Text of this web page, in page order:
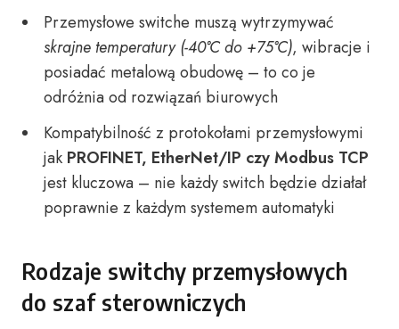
Przemysłowe switche muszą wytrzymywać
skrajne temperatury (-40°C do +75°C), wibracje i
posiadać metalową obudowę – to co je
odróżnia od rozwiązań biurowych
Kompatybilność z protokołami przemysłowymi
jak PROFINET, EtherNet/IP czy Modbus TCP
jest kluczowa – nie każdy switch będzie działał
poprawnie z każdym systemem automatyki
Rodzaje switchy przemysłowych
do szaf sterowniczych